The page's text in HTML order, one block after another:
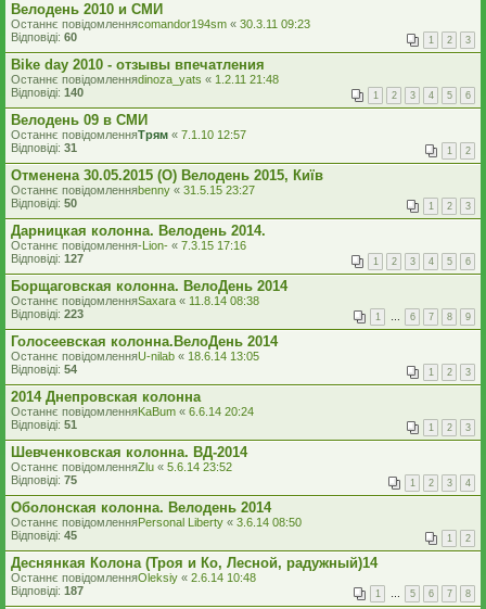
Велодень 2010 и СМИ
Останнє повідомленняcomandor194sm « 30.3.11 09:23
Відповіді: 60 1 2 3
Bike day 2010 - отзывы впечатления
Останнє повідомленняdinoza_yats « 1.2.11 21:48
Відповіді: 140 1 2 3 4 5 6
Велодень 09 в СМИ
Останнє повідомленняТрям « 7.1.10 12:57
Відповіді: 31 1 2
Отменена 30.05.2015 (O) Велодень 2015, Київ
Останнє повідомленняbenny « 31.5.15 23:27
Відповіді: 50 1 2 3
Дарницкая колонна. Велодень 2014.
Останнє повідомлення-Lion- « 7.3.15 17:16
Відповіді: 127 1 2 3 4 5 6
Борщаговская колонна. ВелоДень 2014
Останнє повідомленняSaxara « 11.8.14 08:38
Відповіді: 223 1 … 6 7 8 9
Голосеевская колонна.ВелоДень 2014
Останнє повідомленняU-nilab « 18.6.14 13:05
Відповіді: 54 1 2 3
2014 Днепровская колонна
Останнє повідомленняKaBum « 6.6.14 20:24
Відповіді: 51 1 2 3
Шевченковская колонна. ВД-2014
Останнє повідомленняZlu « 5.6.14 23:52
Відповіді: 75 1 2 3 4
Оболонская колонна. Велодень 2014
Останнє повідомленняPersonal Liberty « 3.6.14 08:50
Відповіді: 45 1 2
Деснянкая Колона (Троя и Ко, Лесной, радужный)14
Останнє повідомленняOleksiy « 2.6.14 10:48
Відповіді: 187 1 … 5 6 7 8